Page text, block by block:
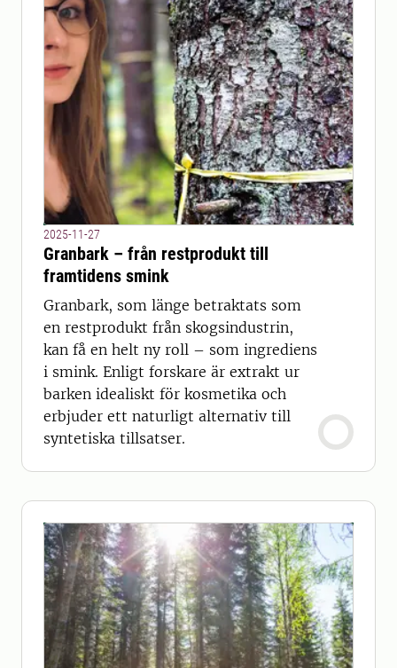
2025-11-27
Granbark – från restprodukt till
framtidens smink
Granbark, som länge betraktats som
en restprodukt från skogsindustrin,
kan få en helt ny roll – som ingrediens
i smink. Enligt forskare är extrakt ur
barken idealiskt för kosmetika och
erbjuder ett naturligt alternativ till
syntetiska tillsatser.